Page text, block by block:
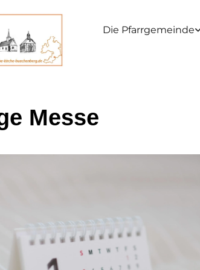
Die Pfarrgemeinde
Messe